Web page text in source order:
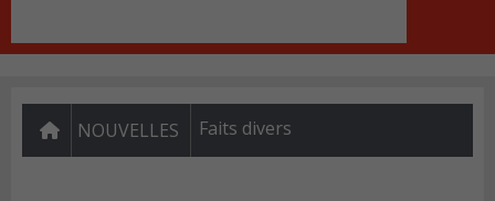
NOUVELLES Faits divers